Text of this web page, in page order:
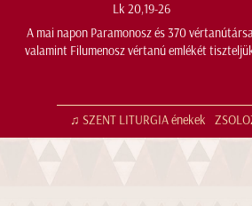
Lk 20,19-26
A mai napon Paramonosz és 370
valamint Filumenosz vértanú emlékét
♫ SZENT LITURGIA énekek